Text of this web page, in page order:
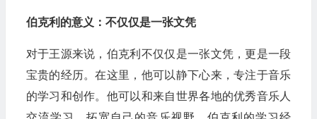
伯克利的意义：不仅仅是一张文凭
对于王源来说，伯克利不仅仅是一张文凭，更是一段
宝贵的经历。在这里，他可以静下心来，专注于音乐
的学习和创作。他可以和来自世界各地的优秀音乐人